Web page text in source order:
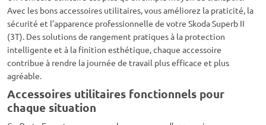
Avec les bons accessoires utilitaires, vous améliorez la praticité, la
sécurité et l’apparence professionnelle de votre Skoda Superb II
(3T). Des solutions de rangement pratiques à la protection
intelligente et à la finition esthétique, chaque accessoire
contribue à rendre la journée de travail plus efficace et plus
agréable.
Accessoires utilitaires fonctionnels pour
chaque situation